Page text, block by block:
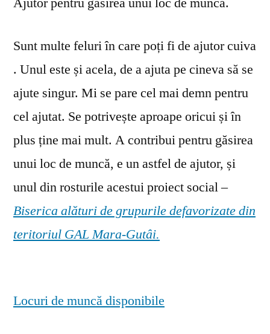
Sunt multe feluri în care poți fi de ajutor cuiva
. Unul este și acela, de a ajuta pe cineva să se
ajute singur. Mi se pare cel mai demn pentru
cel ajutat. Se potrivește aproape oricui și în
plus ține mai mult. A contribui pentru găsirea
unui loc de muncă, e un astfel de ajutor, și
unul din rosturile acestui proiect social –
Biserica alături de grupurile defavorizate din
teritoriul GAL Mara-Gutâi.
Locuri de muncă disponibile